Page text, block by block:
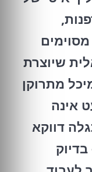
שיוצרת
מתרוקן
אינה
דווקא